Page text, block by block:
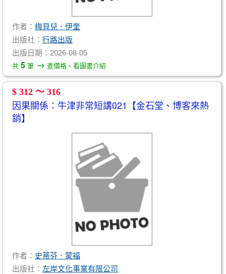
作者： 梅貝兒．伊奎
出版社： 行路出版
出版日期：2026-08-05
共 5 筆 → 查價格、看圖書介紹
$ 312 ～ 316
因果關係：牛津非常短講021【金石堂、博客來熱
銷】
作者： 史蒂芬．蒙福
出版社： 左岸文化事業有限公司